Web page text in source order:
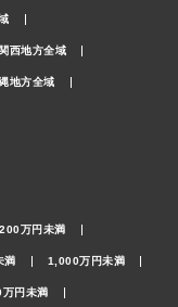
関西地方全域
地方全域
200万円未満
満 1,000万円未満
円未満